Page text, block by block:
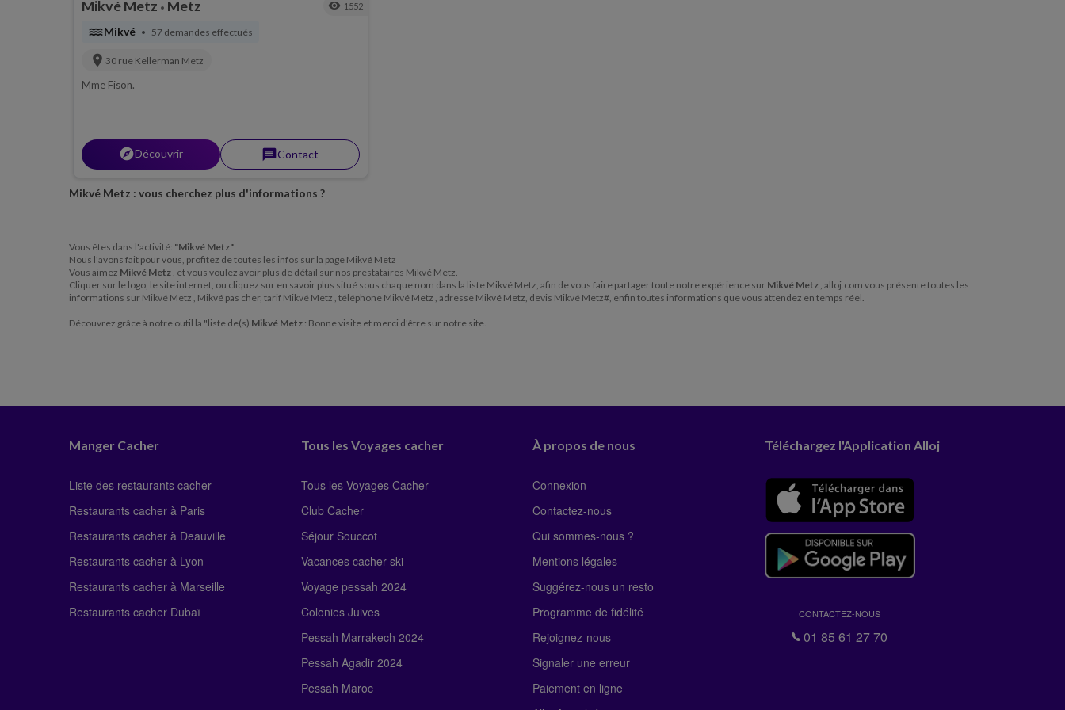
Mikvé Metz • Metz visibility 1552
waterMikvé • 57 demandes effectués
location_on 30 rue Kellerman Metz
Mme Fison.
explorerDécouvrir messageContact
Mikvé Metz : vous cherchez plus d'informations ?
Vous êtes dans l'activité: "Mikvé Metz"
Nous l'avons fait pour vous, profitez de toutes les infos sur la page Mikvé Metz
Vous aimez Mikvé Metz , et vous voulez avoir plus de détail sur nos prestataires Mikvé Metz.
Cliquer sur le logo, le site internet, ou cliquez sur en savoir plus situé sous chaque nom dans la liste Mikvé Metz, afin de vous faire partager toute notre expérience sur Mikvé Metz , alloj.com vous présente toutes les
informations sur Mikvé Metz , Mikvé pas cher, tarif Mikvé Metz , téléphone Mikvé Metz , adresse Mikvé Metz, devis Mikvé Metz#, enfin toutes informations que vous attendez en temps réel.
Découvrez grâce à notre outil la "liste de(s) Mikvé Metz : Bonne visite et merci d'être sur notre site.
Manger Cacher
Liste des restaurants cacher
Restaurants cacher à Paris
Restaurants cacher à Deauville
Restaurants cacher à Lyon
Restaurants cacher à Marseille
Restaurants cacher Dubaï
Tous les Voyages cacher
Tous les Voyages Cacher
Club Cacher
Séjour Souccot
Vacances cacher ski
Voyage pessah 2024
Colonies Juives
Pessah Marrakech 2024
Pessah Agadir 2024
Pessah Maroc
À propos de nous
Connexion
Contactez-nous
Qui sommes-nous ?
Mentions légales
Suggérez-nous un resto
Programme de fidélité
Rejoignez-nous
Signaler une erreur
Paiement en ligne
Téléchargez l'Application Alloj
CONTACTEZ-NOUS
01 85 61 27 70